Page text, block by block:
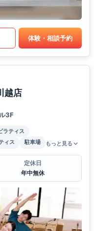
体験・相談予約
越店
3F
ラティス
ィス 駐車場 もっと見る
定休日
年中無休